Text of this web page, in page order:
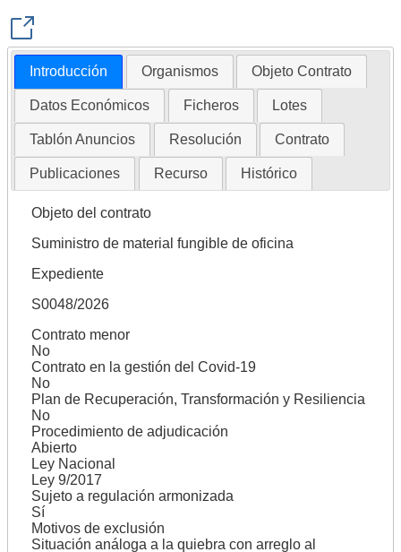
Introducción Organismos Objeto Contrato
Datos Económicos Ficheros Lotes
Tablón Anuncios Resolución Contrato
Publicaciones Recurso Histórico
Objeto del contrato
Suministro de material fungible de oficina
Expediente
S0048/2026
Contrato menor
No
Contrato en la gestión del Covid-19
No
Plan de Recuperación, Transformación y Resiliencia
No
Procedimiento de adjudicación
Abierto
Ley Nacional
Ley 9/2017
Sujeto a regulación armonizada
Sí
Motivos de exclusión
Situación análoga a la quiebra con arreglo al